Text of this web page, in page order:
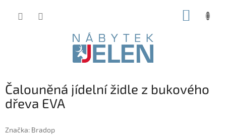
Čalouněná jídelní židle z bukového
dřeva EVA
Značka: Bradop